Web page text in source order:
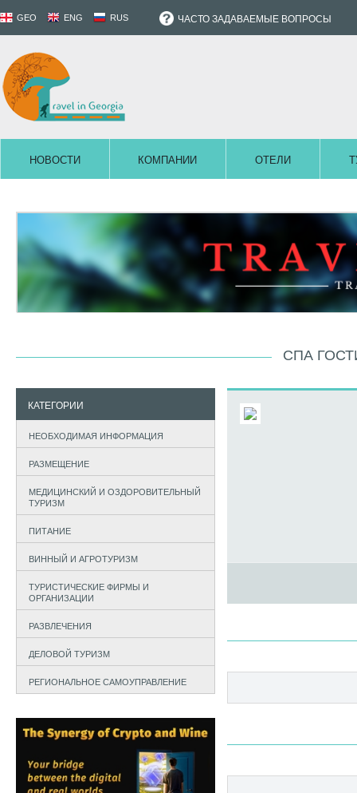
GEO ENG RUS ЧАСТО ЗАДАВАЕМЫЕ ВОПРОСЫ
НОВОСТИ КОМПАНИИ ОТЕЛИ
СПА
КАТЕГОРИИ
НЕОБХОДИМАЯ ИНФОРМАЦИЯ
РАЗМЕЩЕНИЕ
МЕДИЦИНСКИЙ И ОЗДОРОВИТЕЛЬНЫЙ
ТУРИЗМ
ПИТАНИЕ
ВИННЫЙ И АГРОТУРИЗМ
ТУРИСТИЧЕСКИЕ ФИРМЫ И
ОРГАНИЗАЦИИ
РАЗВЛЕЧЕНИЯ
ДЕЛОВОЙ ТУРИЗМ
РЕГИОНАЛЬНОЕ САМОУПРАВЛЕНИЕ